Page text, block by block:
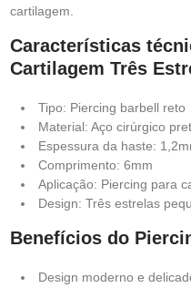
cartilagem.
Características
Cartilagem Três
Tipo: Piercing barbell reto
Material: Aço cirúrgico
Espessura da haste:
Comprimento: 6mm
Aplicação: Piercing para
Design: Três estrelas
Benefícios do
Design moderno e